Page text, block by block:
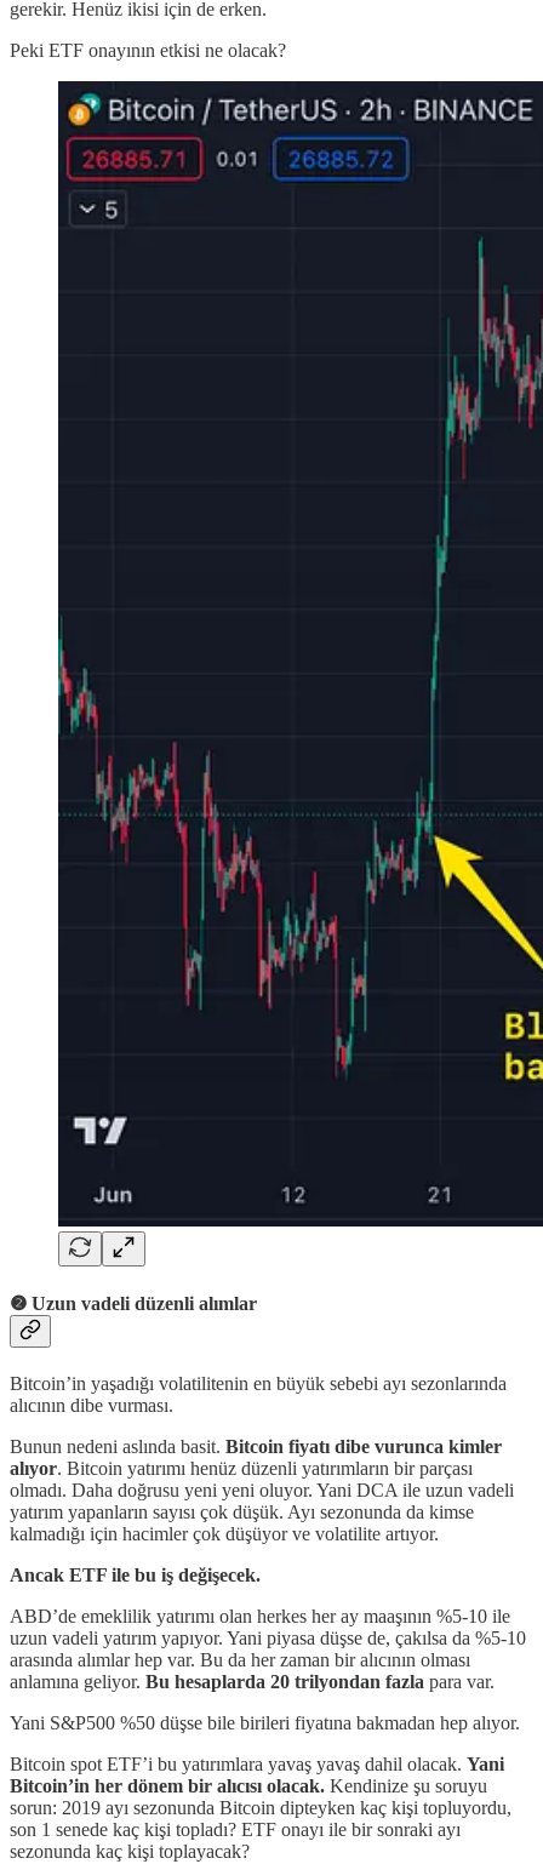
gerekir. Henüz ikisi için de erken.
Peki ETF onayının etkisi ne olacak?
❷ Uzun vadeli düzenli alımlar
Bitcoin’in yaşadığı volatilitenin en büyük sebebi ayı sezonlarında
alıcının dibe vurması.
Bunun nedeni aslında basit. Bitcoin fiyatı dibe vurunca kimler
alıyor. Bitcoin yatırımı henüz düzenli yatırımların bir parçası
olmadı. Daha doğrusu yeni yeni oluyor. Yani DCA ile uzun vadeli
yatırım yapanların sayısı çok düşük. Ayı sezonunda da kimse
kalmadığı için hacimler çok düşüyor ve volatilite artıyor.
Ancak ETF ile bu iş değişecek.
ABD’de emeklilik yatırımı olan herkes her ay maaşının %5-10 ile
uzun vadeli yatırım yapıyor. Yani piyasa düşse de, çakılsa da %5-10
arasında alımlar hep var. Bu da her zaman bir alıcının olması
anlamına geliyor. Bu hesaplarda 20 trilyondan fazla para var.
Yani S&P500 %50 düşse bile birileri fiyatına bakmadan hep alıyor.
Bitcoin spot ETF’i bu yatırımlara yavaş yavaş dahil olacak. Yani
Bitcoin’in her dönem bir alıcısı olacak. Kendinize şu soruyu
sorun: 2019 ayı sezonunda Bitcoin dipteyken kaç kişi topluyordu,
son 1 senede kaç kişi topladı? ETF onayı ile bir sonraki ayı
sezonunda kaç kişi toplayacak?